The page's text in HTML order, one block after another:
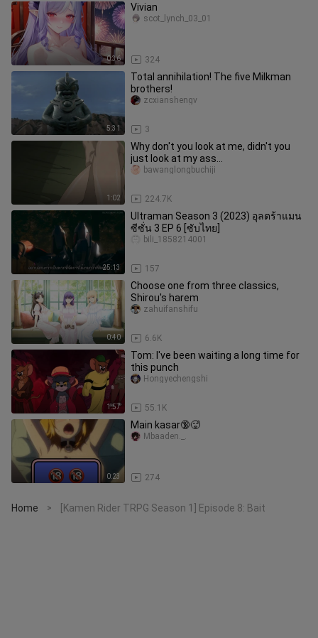
0:36
Vivian
324
scot_lynch_03_01
5:31
Total annihilation! The five Milkman
brothers!
3
zcxianshengv
1:02
Why don't you look at me, didn't you
just look at my ass
before~~~~【Songbirds don't fly】
224.7K
bawanglongbuchiji
25:13
Ultraman Season 3 (2023) อุลตร้าแมน
ซีซั่น 3 EP 6 [ซับไทย]
157
bili_1858214001
0:40
Choose one from three classics,
Shirou's harem
6.6K
zahuifanshifu
1:57
Tom: I've been waiting a long time for
this punch
55.1K
Hongyechengshi
0:23
Main kasar🔞🥵
274
Mbaaden._.
Home > [Kamen Rider TRPG Season 1] Episode 8: Bait